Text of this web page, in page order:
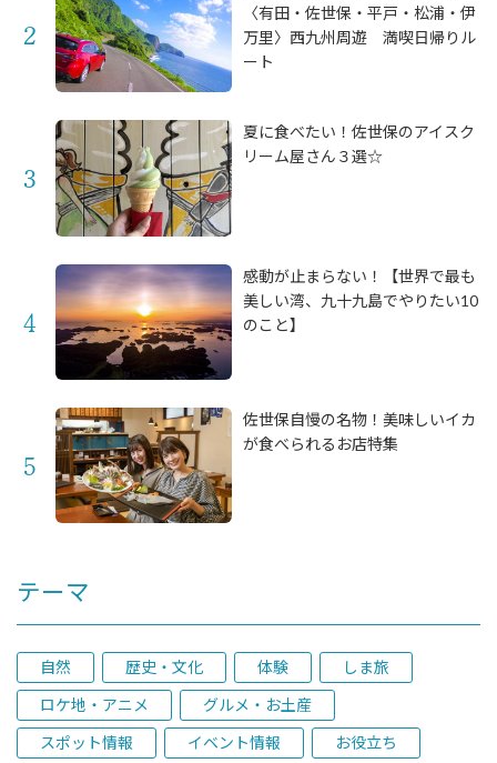
〈有田・佐世保・平戸・松浦・伊
万里〉西九州周遊 満喫日帰りル
ート
夏に食べたい！佐世保のアイスク
リーム屋さん３選☆
感動が止まらない！【世界で最も
美しい湾、九十九島でやりたい10
のこと】
佐世保自慢の名物！美味しいイカ
が食べられるお店特集
テーマ
自然 歴史・文化 体験
しま旅
ロケ地・アニメ
グルメ・お土産
スポット情報
イベント情報 お役立ち